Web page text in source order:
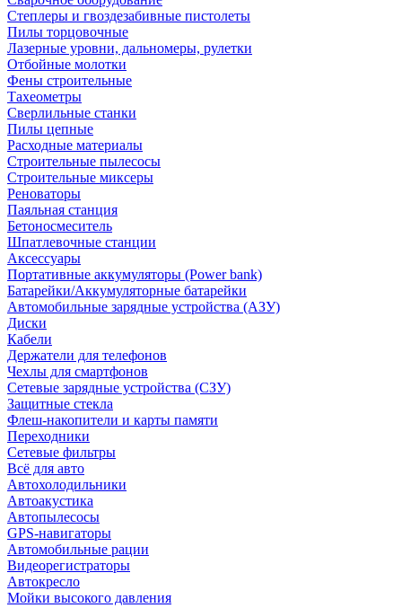
Степлеры и гвоздезабивные пистолеты
Пилы торцовочные
Лазерные уровни, дальномеры, рулетки
Отбойные молотки
Фены строительные
Тахеометры
Сверлильные станки
Пилы цепные
Расходные материалы
Строительные пылесосы
Строительные миксеры
Реноваторы
Паяльная станция
Бетоносмеситель
Шпатлевочные станции
Аксессуары
Портативные аккумуляторы (Power bank)
Батарейки/Аккумуляторные батарейки
Автомобильные зарядные устройства (АЗУ)
Диски
Кабели
Держатели для телефонов
Чехлы для смартфонов
Сетевые зарядные устройства (СЗУ)
Защитные стекла
Флеш-накопители и карты памяти
Переходники
Сетевые фильтры
Всё для авто
Автохолодильники
Автоакустика
Автопылесосы
GPS-навигаторы
Автомобильные рации
Видеорегистраторы
Автокресло
Мойки высокого давления